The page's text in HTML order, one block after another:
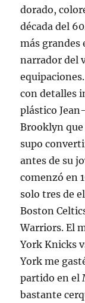
dorado,
década del
más grandes
narrador del
con detalles
plástico
Brooklyn
supo
antes de su
comenzó en
solo tres de
Boston
Warriors. El
York Knicks
York me
partido en el
bastante